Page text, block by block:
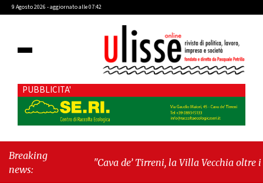
9 Agosto 2026 - aggiornato alle 07:42
PUBBLICITA'
Breaking
news:
"Cava de’ Tirreni, la Villa Vecchia oltre i